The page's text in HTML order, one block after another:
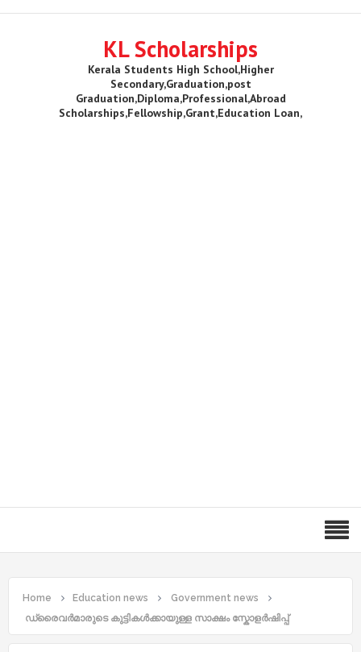
KL Scholarships
Kerala Students High School,Higher
Secondary,Graduation,post
Graduation,Diploma,Professional,Abroad
Scholarships,Fellowship,Grant,Education Loan,
Home Education news
Government news
ഡ്രൈവർമാരുടെ കുട്ടികൾക്കായുള്ള സാക്ഷം സ്കോളർഷിപ്പ്